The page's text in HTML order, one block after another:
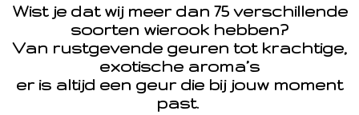
Wist je dat wij meer dan 75 verschillende
soorten wierook hebben?
Van rustgevende geuren tot krachtige,
exotische aroma’s
er is altijd een geur die bij jouw moment
past.